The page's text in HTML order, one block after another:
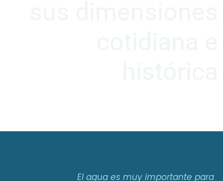
El agua es muy importante para